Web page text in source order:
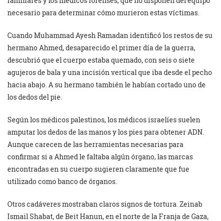
necesario para determinar cómo murieron estas víctimas.
Cuando Muhammad Ayesh Ramadan identificó los restos de su
hermano Ahmed, desaparecido el primer día de la guerra,
descubrió que el cuerpo estaba quemado, con seis o siete
agujeros de bala y una incisión vertical que iba desde el pecho
hacia abajo. A su hermano también le habían cortado uno de
los dedos del pie.
Según los médicos palestinos, los médicos israelíes suelen
amputar los dedos de las manos y los pies para obtener ADN.
Aunque carecen de las herramientas necesarias para
confirmar si a Ahmed le faltaba algún órgano, las marcas
encontradas en su cuerpo sugieren claramente que fue
utilizado como banco de órganos.
Otros cadáveres mostraban claros signos de tortura. Zeinab
Ismail Shabat, de Beit Hanun, en el norte de la Franja de Gaza,